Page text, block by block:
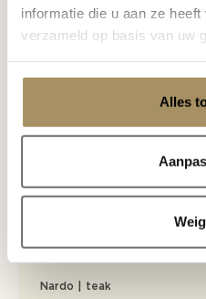
informatie die u aan ze
verzameld op basis van uw
Alles
Kota
Sofa sets
Nardo | teak